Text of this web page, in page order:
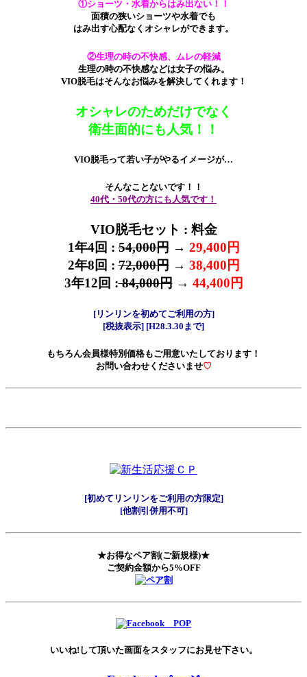
①ショーツ・水着からはみ出ない！！
面積の狭いショーツや水着でも
はみ出す心配なくオシャレができます。
②生理の時の不快感、ムレの軽減
生理の時の不快感などは女子の悩み。
VIO脱毛はそんなお悩みを解決してくれます！
オシャレのためだけでなく
衛生面的にも人気！！
VIO脱毛って若い子がやるイメージが…
そんなことないです！！
40代・50代の方にも人気です！
VIO脱毛セット : 料金
1年4回 :54,000円→ 29,400円
2年8回 :72,000円→ 38,400円
3年12回 :84,000円→ 44,400円
[リンリンを初めてご利用の方]
[税抜表示] [H28.3.30まで]
もちろん会員様特別価格もご用意いたしております！
お問い合わせくださいませ♡
[初めてリンリンをご利用の方限定]
[他割引併用不可]
★お得なペア割(ご新規様)★
ご契約金額から5%OFF
いいね!して頂いた画面をスタッフにお見せ下さい。